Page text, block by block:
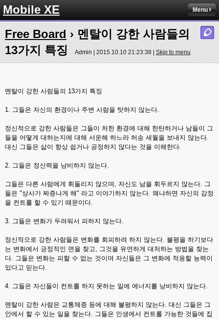
Mobile XE Menu
Free Board › 멘탈이 강한 사람들의
13가지 특징
Admin | 2015.10.10 21:23:38 | Skip to menu
멘탈이 강한 사람들의 13가지 특징
1. 그들은 자신의 환경이나 주변 사람을 탓하지 않는다.
정신적으로 강한 사람들은 그들이 처한 환경에 대해 한탄하거나 남들이 그
들을 어떻게 대하는지에 대해 서운해 하느라 허송 세월을 보내지 않는다.
대신 그들은 삶이 항상 쉽거나 공정하지 않다는 것을 이해한다.
2. 그들은 정신력을 낭비하지 않는다.
그들은 다른 사람에게 휘둘리지 않으며, 자신도 남을 휘두르지 않는다. 그
들은 "상사가 짜증나게 해" 라고 이야기하지 않는다. 왜냐하면 자신의 감정
을 컨트롤 할 수 있기 때문이다.
3. 그들은 변화가 두려워서 피하지 않는다.
정신적으로 강한 사람들은 변화를 회피하려 하지 않는다. 불평을 하기보다
는 변화에서 긍정적인 면을 찾고, 그것을 유연하게 대처하는 방법을 찾는
다. 그들은 변화는 피할 수 없는 것이며 자신들은 그 변화에 적응할 능력이
있다고 믿는다.
4. 그들은 자신들이 컨트롤 하지 못하는 일에 에너지를 낭비하지 않는다.
멘탈이 강한 사람은 교통체증 등에 대해 불평하지 않는다. 대신 그들은 그
안에서 할 수 있는 일을 찾는다. 그들은 인생에서 컨트롤 가능한 것들에 집